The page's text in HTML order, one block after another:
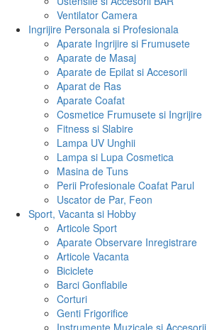
Ventilator Camera
Ingrijire Personala si Profesionala
Aparate Ingrijire si Frumusete
Aparate de Masaj
Aparate de Epilat si Accesorii
Aparat de Ras
Aparate Coafat
Cosmetice Frumusete si Ingrijire
Fitness si Slabire
Lampa UV Unghii
Lampa si Lupa Cosmetica
Masina de Tuns
Perii Profesionale Coafat Parul
Uscator de Par, Feon
Sport, Vacanta si Hobby
Articole Sport
Aparate Observare Inregistrare
Articole Vacanta
Biciclete
Barci Gonflabile
Corturi
Genti Frigorifice
Instrumente Muzicale si Accesorii